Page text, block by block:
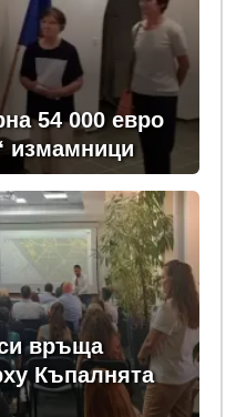
54 000 евро
измамници
връща
Къпалнята